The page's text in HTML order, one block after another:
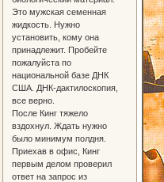
Это мужская семенная
жидкость. Нужно
установить, кому она
принадлежит. Пробейте
пожалуйста по
национальной базе ДНК
США. ДНК-дактилоскопия,
все верно.
После Кинг тяжело
вздохнул. Ждать нужно
было минимум полдня.
Приехав в офис, Кинг
первым делом проверил
ответ на запрос из